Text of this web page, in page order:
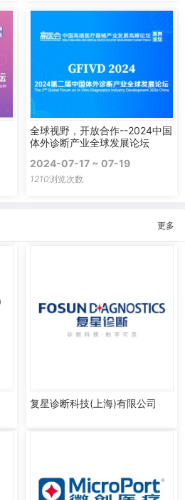
全球视野，开放合作--2024中国
体外诊断产业全球发展论坛
2024-07-17 ~ 07-19
1210浏览次数
更多
复星诊断科技(上海)有限公司